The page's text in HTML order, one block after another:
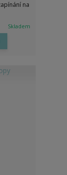
na
Skladem